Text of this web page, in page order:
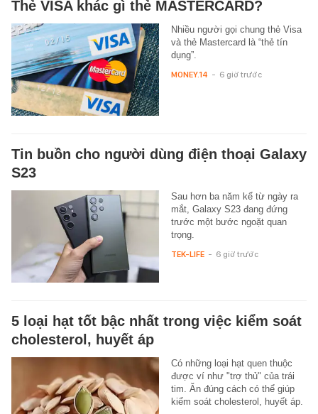
Thẻ VISA khác gì thẻ MASTERCARD?
Nhiều người gọi chung thẻ Visa
và thẻ Mastercard là “thẻ tín
dụng”.
MONEY.14 - 6 giờ trước
Tin buồn cho người dùng điện thoại Galaxy
S23
Sau hơn ba năm kể từ ngày ra
mắt, Galaxy S23 đang đứng
trước một bước ngoặt quan
trọng.
TEK-LIFE - 6 giờ trước
5 loại hạt tốt bậc nhất trong việc kiểm soát
cholesterol, huyết áp
Có những loại hạt quen thuộc
được ví như "trợ thủ" của trái
tim. Ăn đúng cách có thể giúp
kiểm soát cholesterol, huyết áp.